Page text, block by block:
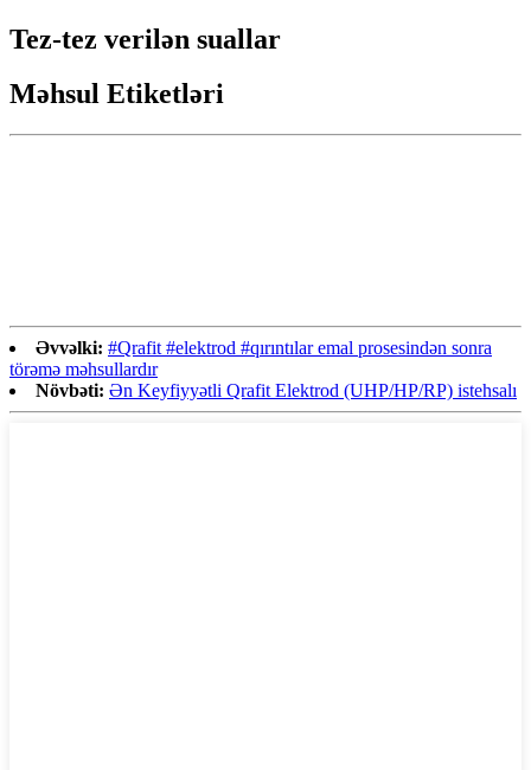
Tez-tez verilən suallar
Məhsul Etiketləri
Əvvəlki: #Qrafit #elektrod #qırıntılar emal prosesindən sonra
törəmə məhsullardır
Növbəti: Ən Keyfiyyətli Qrafit Elektrod (UHP/HP/RP) istehsalı